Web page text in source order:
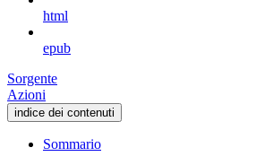
html
epub
Sorgente
Azioni
indice dei contenuti
Sommario